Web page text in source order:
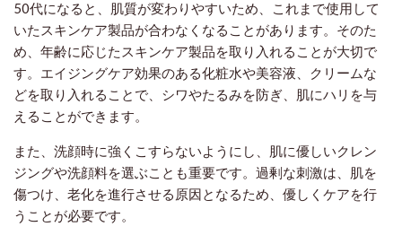
50代になると、肌質が変わりやすいため、これまで使用して
いたスキンケア製品が合わなくなることがあります。そのた
め、年齢に応じたスキンケア製品を取り入れることが大切で
す。エイジングケア効果のある化粧水や美容液、クリームな
どを取り入れることで、シワやたるみを防ぎ、肌にハリを与
えることができます。
また、洗顔時に強くこすらないようにし、肌に優しいクレン
ジングや洗顔料を選ぶことも重要です。過剰な刺激は、肌を
傷つけ、老化を進行させる原因となるため、優しくケアを行
うことが必要です。